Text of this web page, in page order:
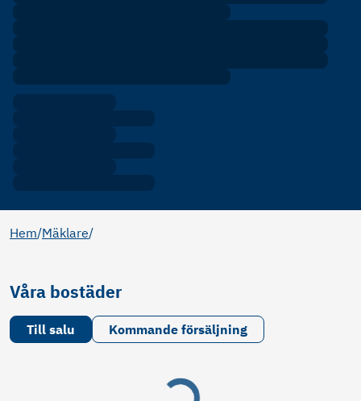
Hem/Mäklare/
Våra bostäder
Till salu Kommande försäljning